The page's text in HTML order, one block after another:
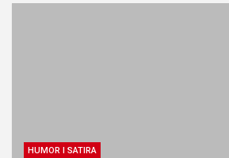
HUMOR I SATIRA